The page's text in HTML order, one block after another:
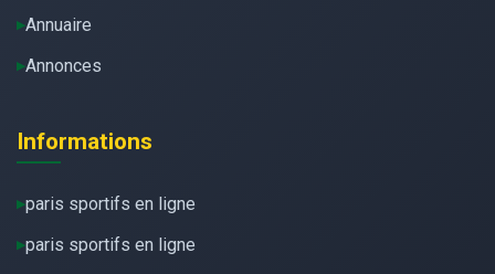
Annuaire
Annonces
Informations
paris sportifs en ligne
paris sportifs en ligne